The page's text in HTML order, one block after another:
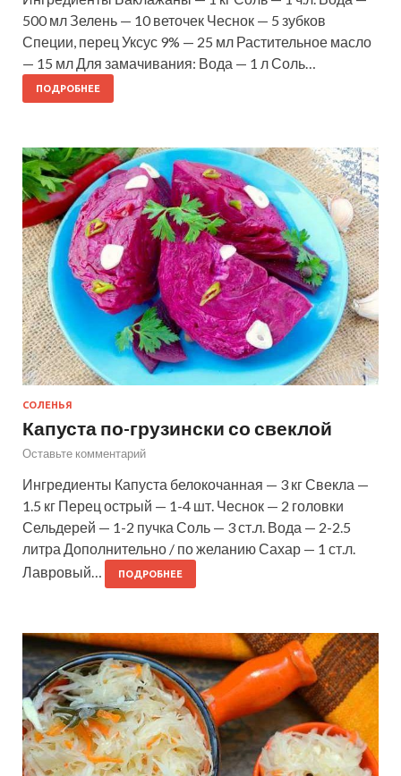
500 мл Зелень — 10 веточек Чеснок — 5 зубков
Специи, перец Уксус 9% — 25 мл Растительное масло
— 15 мл Для замачивания: Вода — 1 л Соль…
ПОДРОБНЕЕ
СОЛЕНЬЯ
Капуста по-грузински со свеклой
Оставьте комментарий
Ингредиенты Капуста белокочанная — 3 кг Свекла —
1.5 кг Перец острый — 1-4 шт. Чеснок — 2 головки
Сельдерей — 1-2 пучка Соль — 3 ст.л. Вода — 2-2.5
литра Дополнительно / по желанию Сахар — 1 ст.л.
Лавровый…
ПОДРОБНЕЕ